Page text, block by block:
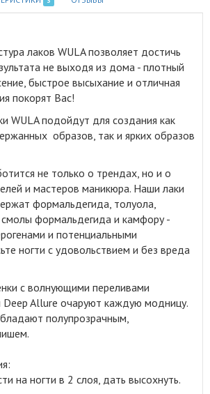
лаков WULA позволяет достичь
не выходя из дома - плотный
быстрое высыхание и отличная
покорят Вас!
WULA подойдут для создания как
образов, так и ярких образов
не только о трендах, но и о
и мастеров маникюра. Наши лаки
формальдегида, толуола,
формальдегида и камфору -
и потенциальными
ногти с удовольствием и без вреда
c волнующими переливами
Allure очаруют каждую модницу.
полупрозрачным,
на ногти в 2 слоя, дать высохнуть.